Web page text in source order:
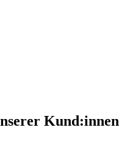
Kund:innen